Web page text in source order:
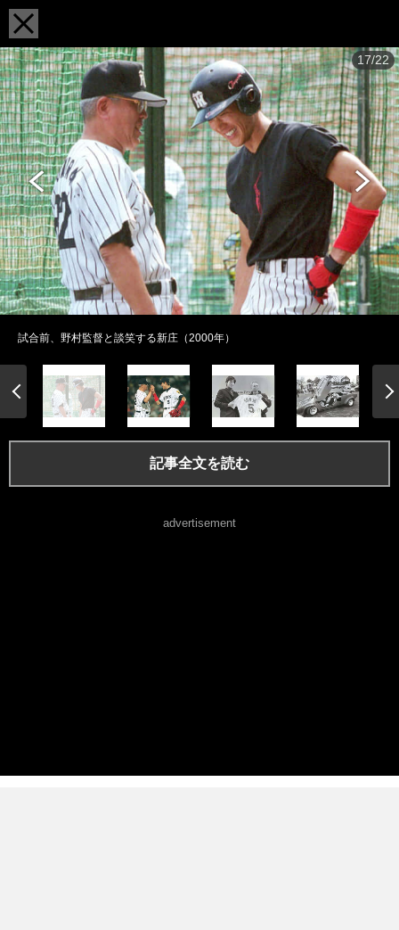
17/22
試合前、野村監督と談笑する新庄（2000年）
記事全文を読む
advertisement